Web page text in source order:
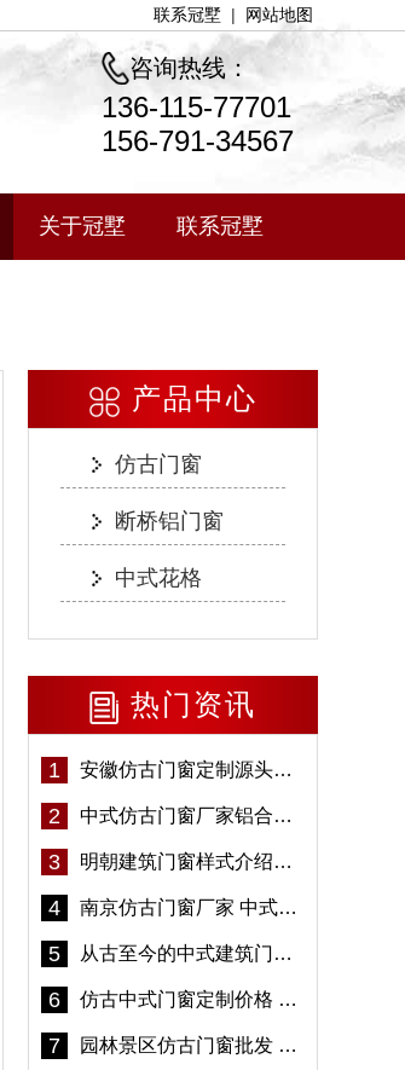
联系冠墅 | 网站地图
咨询热线：
136-115-77701
156-791-34567
关于冠墅 联系冠墅
产品中心
仿古门窗
断桥铝门窗
中式花格
热门资讯
1 安徽仿古门窗定制源头厂家 好打理免维护-冠墅阳光
2 中式仿古门窗厂家铝合金仿古门窗定制 5年质保
3 明朝建筑门窗样式介绍——冠墅阳光
4 南京仿古门窗厂家 中式仿古门窗定制 节能防水
5 从古至今的中式建筑门窗到底有多美「冠墅阳光」
6 仿古中式门窗定制价格 铝合金仿古门窗报价
7 园林景区仿古门窗批发 铝合金仿古门窗采购-冠墅阳光